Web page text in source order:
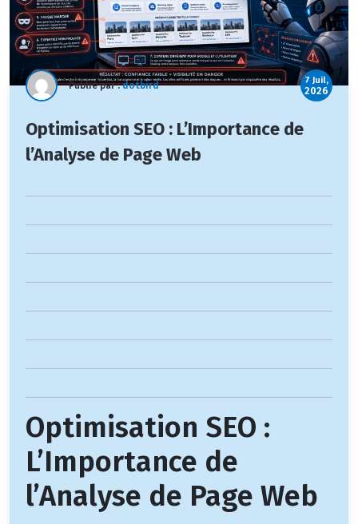
Publié par :dotbird 7 Juil,
2026
Optimisation SEO : L’Importance de
l’Analyse de Page Web
Optimisation SEO :
L’Importance de
l’Analyse de Page Web